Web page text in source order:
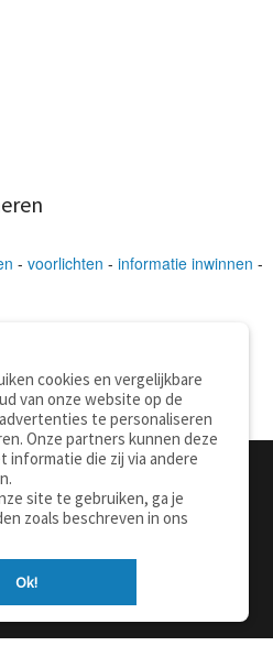
- voorlichten - informatie inwinnen -
Over deze site
Privacy
cookies en vergelijkbare
van onze website op de
te personaliseren
Onze partners kunnen deze
informatie die zij via andere
site te gebruiken, ga je
zoals beschreven in ons
Ok!